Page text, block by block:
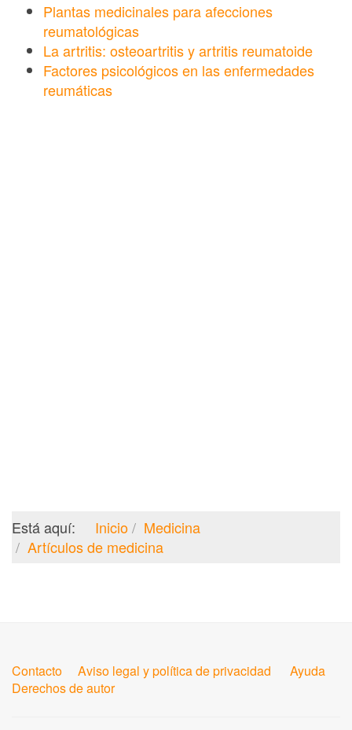
Plantas medicinales para afecciones
reumatológicas
La artritis: osteoartritis y artritis reumatoide
Factores psicológicos en las enfermedades
reumáticas
Está aquí: Inicio
Medicina
Artículos de medicina
Contacto Aviso legal y política de privacidad
Ayuda
Derechos de autor